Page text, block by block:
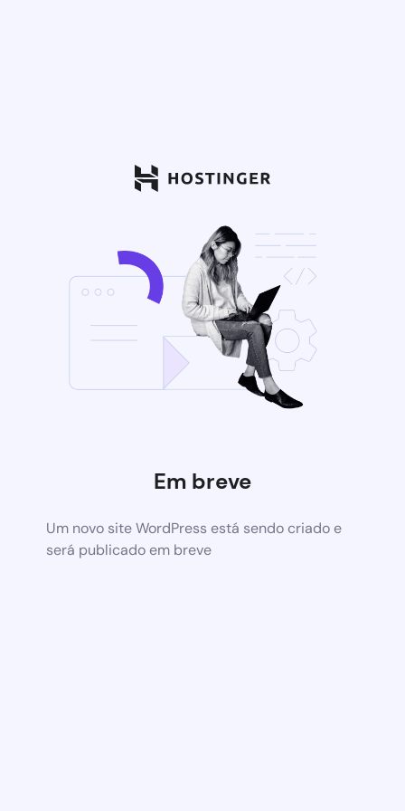
Em breve
Um novo site WordPress está sendo criado e
será publicado em breve